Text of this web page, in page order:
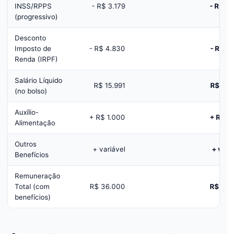
INSS/RPPS
(progressivo)
- R$ 3.179 - R$
Desconto
Imposto de
Renda (IRPF)
- R$ 4.830 - R$
Salário Líquido
(no bolso)
R$ 15.991 R$
Auxílio-
Alimentação
+ R$ 1.000 + R$
Outros
Benefícios
+ variável +
Remuneração
Total (com
benefícios)
R$ 36.000 R$